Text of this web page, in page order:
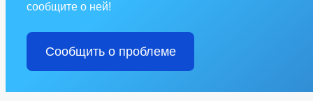
сообщите о ней!
Сообщить о проблеме